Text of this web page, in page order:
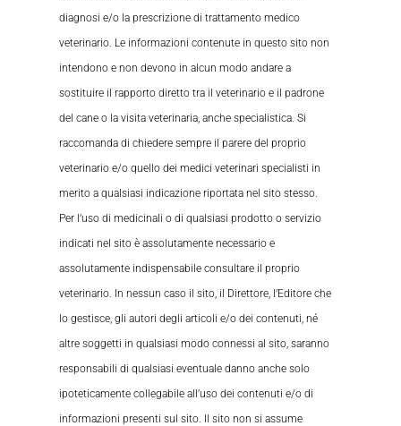
diagnosi e/o la prescrizione di trattamento medico
veterinario. Le informazioni contenute in questo sito non
intendono e non devono in alcun modo andare a
sostituire il rapporto diretto tra il veterinario e il padrone
del cane o la visita veterinaria, anche specialistica. Si
raccomanda di chiedere sempre il parere del proprio
veterinario e/o quello dei medici veterinari specialisti in
merito a qualsiasi indicazione riportata nel sito stesso.
Per l’uso di medicinali o di qualsiasi prodotto o servizio
indicati nel sito è assolutamente necessario e
assolutamente indispensabile consultare il proprio
veterinario. In nessun caso il sito, il Direttore, l’Editore che
lo gestisce, gli autori degli articoli e/o dei contenuti, né
altre soggetti in qualsiasi modo connessi al sito, saranno
responsabili di qualsiasi eventuale danno anche solo
ipoteticamente collegabile all’uso dei contenuti e/o di
informazioni presenti sul sito. Il sito non si assume